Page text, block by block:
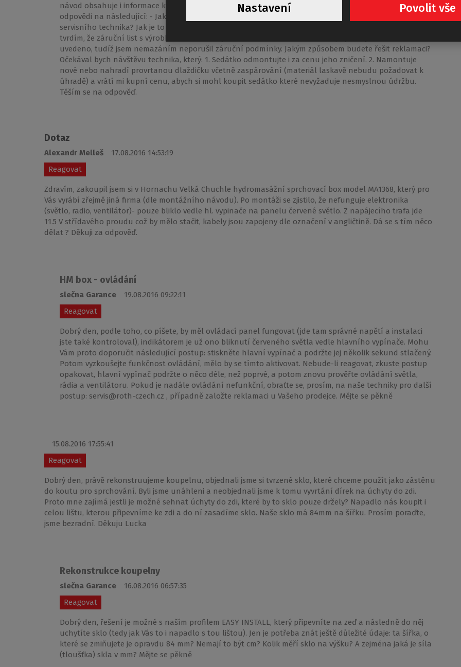
návod obsahuje i informace k údržbě, zejména k čištění, ale o mazání tam opět není ani slovo. Žádám o
odpovědi na následující: - Jak je možný jednoznačný rozpor mezi popisem výrobku a tvrzením vašeho
servisního technika? Jak je to tedy s tím nutným pravidelným mazáním? - Pokud je mazání nutné,
tvrdím, že záruční list s výrobkem dodán nebyl a v montážním návodu ani v popisu výrobku není
uvedeno, tudíž jsem nemazáním neporušil záruční podmínky. Jakým způsobem budete řešit reklamaci?
Očekával bych návštěvu technika, který: 1. Sedátko odmontujte i za cenu jeho zničení. 2. Namontuje
nové nebo nahradí provrtanou dlaždičku včetně zaspárování (materiál laskavě nebudu požadovat k
úhradě) a vrátí mi kupní cenu, abych si mohl koupit sedátko které nevyžaduje nesmyslnou údržbu.
Těším se na odpověď.
Dotaz
Alexandr Melleš
17.08.2016 14:53:19
Reagovat
Zdravím, zakoupil jsem si v Hornachu Velká Chuchle hydromasážní sprchovací box model MA1368, který pro
Vás vyrábí zřejmě jiná firma (dle montážního návodu). Po montáži se zjistilo, že nefunguje elektronika
(světlo, radio, ventilátor)- pouze bliklo vedle hl. vypinače na panelu červené světlo. Z napájecího trafa jde
11.5 V střídavého proudu což by mělo stačit, kabely jsou zapojeny dle označení v angličtině. Dá se s tím něco
dělat ? Děkuji za odpověď.
HM box - ovládání
slečna Garance
19.08.2016 09:22:11
Reagovat
Dobrý den, podle toho, co píšete, by měl ovládací panel fungovat (jde tam správné napětí a instalaci
jste také kontroloval), indikátorem je už ono bliknutí červeného světla vedle hlavního vypínače. Mohu
Vám proto doporučit následující postup: stiskněte hlavní vypínač a podržte jej několik sekund stlačený.
Potom vyzkoušejte funkčnost ovládání, mělo by se tímto aktivovat. Nebude-li reagovat, zkuste postup
opakovat, hlavní vypínač podržte o něco déle, než poprvé, a potom znovu prověřte ovládání světla,
rádia a ventilátoru. Pokud je nadále ovládání nefunkční, obraťte se, prosím, na naše techniky pro další
postup: servis@roth-czech.cz , případně založte reklamaci u Vašeho prodejce. Mějte se pěkně
15.08.2016 17:55:41
Reagovat
Dobrý den, právě rekonstruujeme koupelnu, objednali jsme si tvrzené sklo, které chceme použít jako zástěnu
do koutu pro sprchování. Byli jsme unáhleni a neobjednali jsme k tomu vyvrtání dírek na úchyty do zdi.
Proto mne zajímá jestli je možné sehnat úchyty do zdi, které by to sklo pouze držely? Napadlo nás koupit i
celou lištu, kterou připevníme ke zdi a do ní zasadíme sklo. Naše sklo má 84mm na šířku. Prosím poraďte,
jsme bezradní. Děkuju Lucka
Rekonstrukce koupelny
slečna Garance
16.08.2016 06:57:35
Reagovat
Dobrý den, řešení je možné s naším profilem EASY INSTALL, který připevníte na zeď a následně do něj
uchytíte sklo (tedy jak Vás to i napadlo s tou lištou). Jen je potřeba znát ještě důležité údaje: ta šířka, o
které se zmiňujete je opravdu 84 mm? Nemají to být cm? Kolik měří sklo na výšku? A zejména jaká je síla
(tloušťka) skla v mm? Mějte se pěkně
Nastavení Povolit vše